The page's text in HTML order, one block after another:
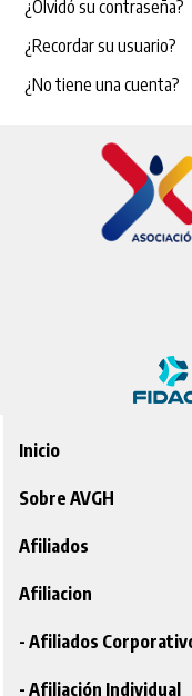
¿Olvidó su contraseña?
¿Recordar su usuario?
¿No tiene una cuenta?
Inicio
Sobre AVGH
Afiliados
Afiliacion
- Afiliados
- Afiliación Individual